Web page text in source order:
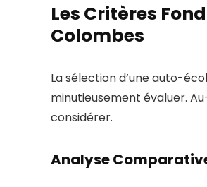
Les Critères
Colombes
La sélection d’une auto-
minutieusement évaluer.
considérer.
Analyse